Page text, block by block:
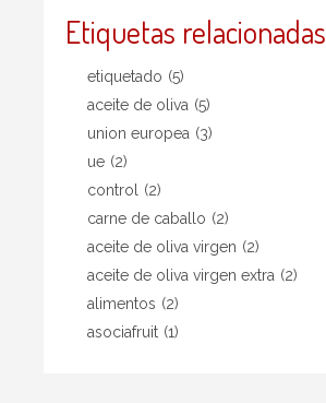
Etiquetas relacionadas
etiquetado (5)
aceite de oliva (5)
union europea (3)
ue (2)
control
(2)
carne de caballo (2)
aceite de oliva virgen (2)
aceite de oliva virgen extra (2)
alimentos (2)
asociafruit (1)